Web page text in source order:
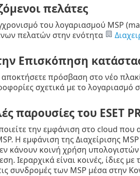
πελάτες
του λογαριασμού MSP
πελατών στην ενότητα
Επισκόπηση
πρόσβαση στο νέο
σχετικά με το λογαριασμό
παρουσίες του ESET
την εμφάνιση στο cloud που
Η εμφάνιση της Διαχείρισης
κάνουν κοινή χρήση
Ιεραρχικά είναι κοινές, ίδιες
συνδρομές των MSP μέσα στην